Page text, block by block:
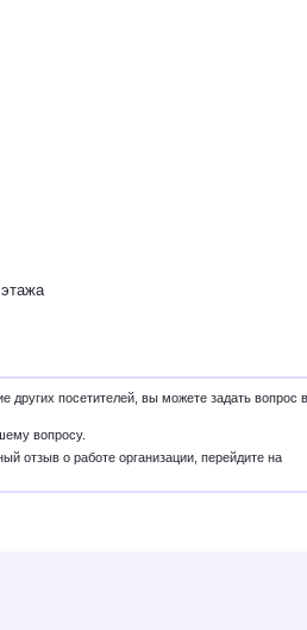
других посетителей, вы можете задать вопрос в
вопросу.
отзыв о работе организации, перейдите на